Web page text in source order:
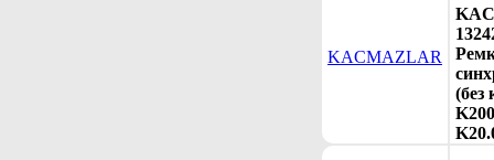
KACMAZLAR
(без